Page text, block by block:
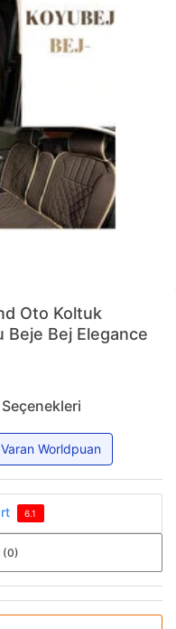
Oto Koltuk
Beje Bej Elegance
Worldpuan
6.1
(0)